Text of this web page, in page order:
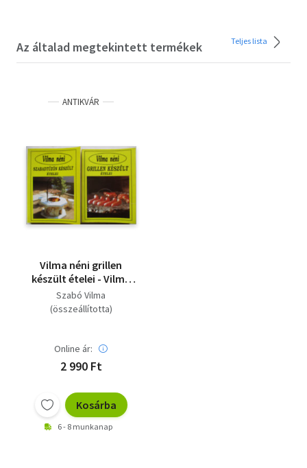
Az általad megtekintett termékek Teljes lista
ANTIKVÁR
Vilma néni grillen
készült ételei - Vilma
néni szabadtűzön
készült ételei (2 könyv)
Szabó Vilma
(összeállította)
Online ár:
2 990 Ft
Kosárba
6 - 8 munkanap